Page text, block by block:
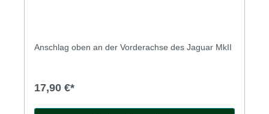
Anschlag oben an der Vorderachse des Jaguar MkII
17,90 €*